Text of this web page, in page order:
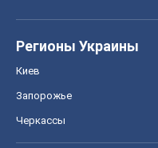
Регионы Украины
Киев
Запорожье
Черкассы